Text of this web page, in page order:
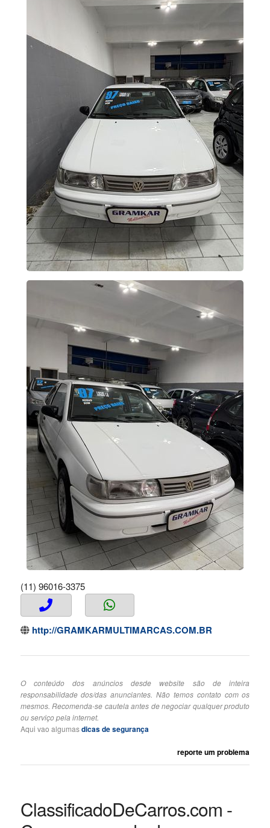
(11) 96016-3375
http://GRAMKARMULTIMARCAS.COM.BR
O conteúdo dos anúncios desde website são de inteira
responsabilidade dos/das anunciantes. Não temos contato com os
mesmos. Recomenda-se cautela antes de negociar qualquer produto
ou serviço pela internet.
Aqui vao algumasdicas de segurança
reporte um problema
ClassificadoDeCarros.com -